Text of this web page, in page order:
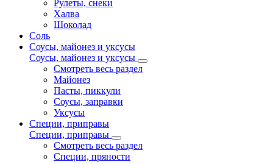
Рулеты, снеки
Халва
Шоколад
Соль
Соусы, майонез и уксусы
Соусы, майонез и уксусы
Смотреть весь раздел
Майонез
Пасты, пиккули
Соусы, заправки
Уксусы
Специи, приправы
Специи, приправы
Смотреть весь раздел
Специи, пряности